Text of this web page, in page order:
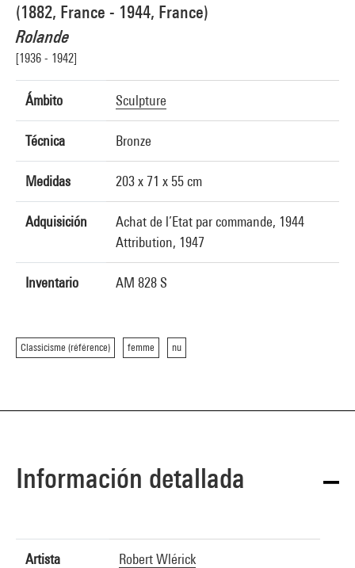
(1882, France - 1944, France)
Rolande
[1936 - 1942]
Ámbito Sculpture
Técnica Bronze
Medidas 203 x 71 x 55 cm
Adquisición
Achat de l’Etat par commande, 1944
Attribution, 1947
Inventario AM 828 S
Classicisme (référence) femme nu
Información detallada
Artista
Robert Wlérick